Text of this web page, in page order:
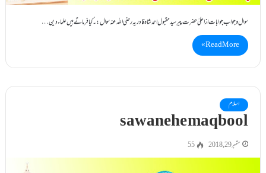
سوال و جواب جوابات از اعلیٰ حضرت پیرسیدمقبول احمدشاہ قادریہ رضی اللہ عنہ سوال :۔ کیا فرماتے ہیں علماء دین…
Read More »
اسلام
sawanehe maqbool
ستمبر 29, 2018 55